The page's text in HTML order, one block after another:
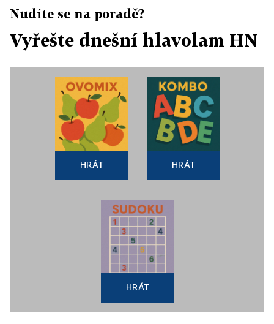
Nudíte se na poradě?
Vyřešte dnešní hlavolam HN
HRÁT HRÁT
HRÁT